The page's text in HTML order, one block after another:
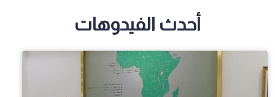
الأجتماع الفصلي الأوّل لقسم الشؤون الفكريّة والثقافيّة لعام
أحدث الفيدوهات